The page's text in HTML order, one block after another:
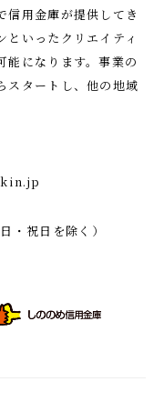
信用金庫が提供してき
いったクリエイティ
能になります。事業の
スタートし、他の地域
・祝日を除く）